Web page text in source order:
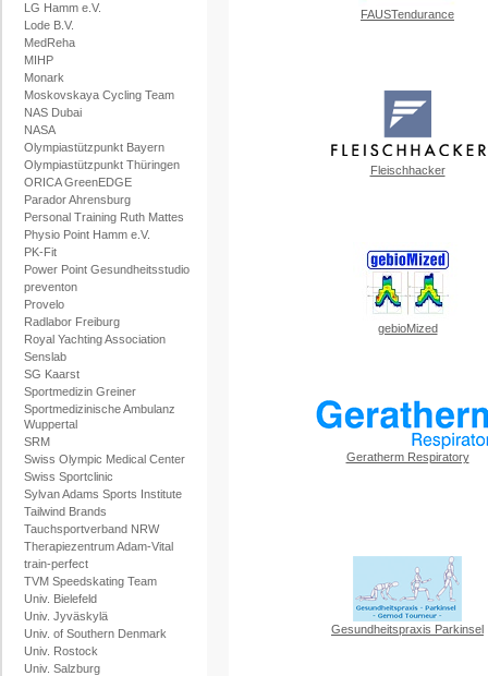
LG Hamm e.V.
Lode B.V.
MedReha
MIHP
Monark
Moskovskaya Cycling Team
NAS Dubai
NASA
Olympiastützpunkt Bayern
Olympiastützpunkt Thüringen
ORICA GreenEDGE
Parador Ahrensburg
Personal Training Ruth Mattes
Physio Point Hamm e.V.
PK-Fit
Power Point Gesundheitsstudio
preventon
Provelo
Radlabor Freiburg
Royal Yachting Association
Senslab
SG Kaarst
Sportmedizin Greiner
Sportmedizinische Ambulanz
Wuppertal
SRM
Swiss Olympic Medical Center
Swiss Sportclinic
Sylvan Adams Sports Institute
Tailwind Brands
Tauchsportverband NRW
Therapiezentrum Adam-Vital
train-perfect
TVM Speedskating Team
Univ. Bielefeld
Univ. Jyväskylä
Univ. of Southern Denmark
Univ. Rostock
Univ. Salzburg
FAUSTendurance
Fleischhacker
gebioMized
Geratherm Respiratory
Gesundheitspraxis Parkinsel